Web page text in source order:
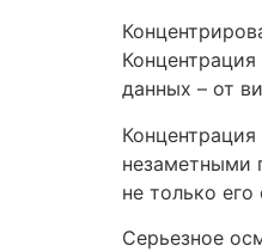
данных – от
незаметными
не только
Серьезное